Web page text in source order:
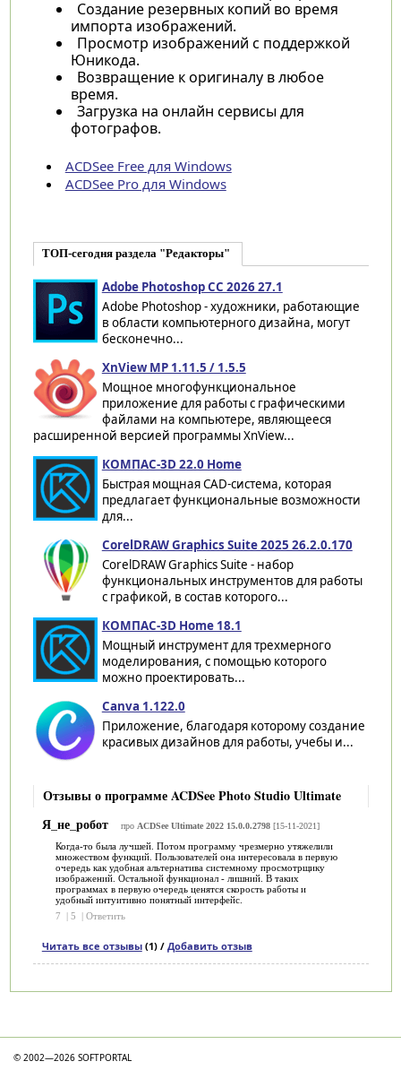
Создание резервных копий во время
импорта изображений.
Просмотр изображений с поддержкой
Юникода.
Возвращение к оригиналу в любое
время.
Загрузка на онлайн сервисы для
фотографов.
ACDSee Free для Windows
ACDSee Pro для Windows
ТОП-сегодня раздела "Редакторы"
Adobe Photoshop CC 2026 27.1
Adobe Photoshop - художники, работающие
в области компьютерного дизайна, могут
бесконечно...
XnView MP 1.11.5 / 1.5.5
Мощное многофункциональное
приложение для работы с графическими
файлами на компьютере, являющееся
расширенной версией программы XnView...
КОМПАС-3D 22.0 Home
Быстрая мощная CAD-система, которая
предлагает функциональные возможности
для...
CorelDRAW Graphics Suite 2025 26.2.0.170
CorelDRAW Graphics Suite - набор
функциональных инструментов для работы
с графикой, в состав которого...
КОМПАС-3D Home 18.1
Мощный инструмент для трехмерного
моделирования, с помощью которого
можно проектировать...
Canva 1.122.0
Приложение, благодаря которому создание
красивых дизайнов для работы, учебы и...
Отзывы о программе ACDSee Photo Studio Ultimate
Я_не_робот
про ACDSee Ultimate 2022 15.0.0.2798[15-11-2021]
Когда-то была лучшей. Потом программу чрезмерно утяжелили
множеством функций. Пользователей она интересовала в первую
очередь как удобная альтернатива системному просмотрщику
изображений. Остальной функционал - лишний. В таких
программах в первую очередь ценятся скорость работы и
удобный интуитивно понятный интерфейс.
7
| 5 | Ответить
Читать все отзывы(1) / Добавить отзыв
© 2002—2026 SOFTPORTAL